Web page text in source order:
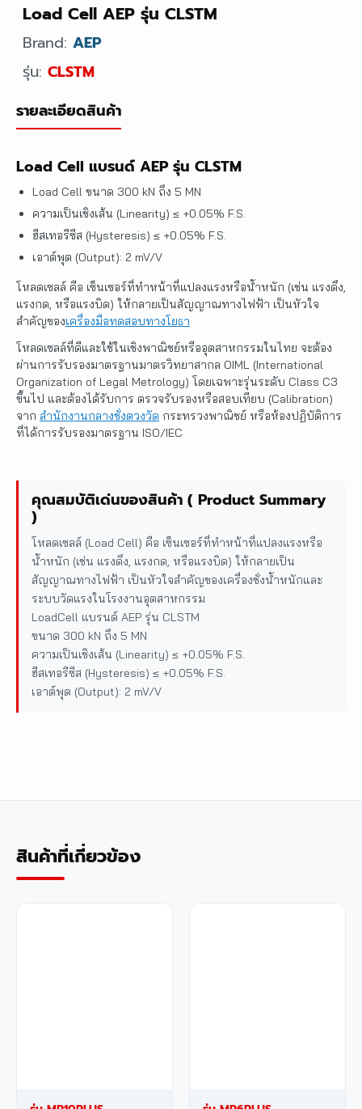
Load Cell AEP รุ่น CLSTM
Brand: AEP
รุ่น: CLSTM
รายละเอียดสินค้า
Load Cell แบรนด์ AEP รุ่น CLSTM
Load Cell ขนาด 300 kN ถึง 5 MN
ความเป็นเชิงเส้น (Linearity) ≤ +0.05% F.S.
ฮีสเทอรีซีส (Hysteresis) ≤ +0.05% F.S.
เอาต์พุต (Output): 2 mV/V
โหลดเซลล์ คือ เซ็นเซอร์ที่ทำหน้าที่แปลงแรงหรือน้ำหนัก (เช่น แรงดึง,
แรงกด, หรือแรงบิด) ให้กลายเป็นสัญญาณทางไฟฟ้า เป็นหัวใจ
สำคัญของเครื่องมือทดสอบทางโยธา
โหลดเซลล์ที่ดีและใช้ในเชิงพาณิชย์หรืออุตสาหกรรมในไทย จะต้อง
ผ่านการรับรองมาตรฐานมาตรวิทยาสากล OIML (International
Organization of Legal Metrology) โดยเฉพาะรุ่นระดับ Class C3
ขึ้นไป และต้องได้รับการ ตรวจรับรองหรือสอบเทียบ (Calibration)
จาก สำนักงานกลางชั่งตวงวัด กระทรวงพาณิชย์ หรือห้องปฏิบัติการ
ที่ได้การรับรองมาตรฐาน ISO/IEC
คุณสมบัติเด่นของสินค้า ( Product Summary
)
โหลดเซลล์ (Load Cell) คือ เซ็นเซอร์ที่ทำหน้าที่แปลงแรงหรือ
น้ำหนัก (เช่น แรงดึง, แรงกด, หรือแรงบิด) ให้กลายเป็น
สัญญาณทางไฟฟ้า เป็นหัวใจสำคัญของเครื่องชั่งน้ำหนักและ
ระบบวัดแรงในโรงงานอุตสาหกรรม
LoadCell แบรนด์ AEP รุ่น CLSTM
ขนาด 300 kN ถึง 5 MN
ความเป็นเชิงเส้น (Linearity) ≤ +0.05% F.S.
ฮีสเทอรีซีส (Hysteresis) ≤ +0.05% F.S.
เอาต์พุต (Output): 2 mV/V
สินค้าที่เกี่ยวข้อง